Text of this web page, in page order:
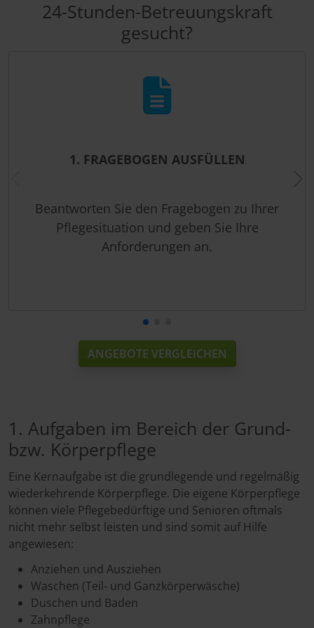
24-Stunden-Betreuungskraft
gesucht?
1. FRAGEBOGEN AUSFÜLLEN
Beantworten Sie den Fragebogen zu Ihrer
Pflegesituation und geben Sie Ihre
Anforderungen an.
ANGEBOTE VERGLEICHEN
1. Aufgaben im Bereich der Grund-
bzw. Körperpflege
Eine Kernaufgabe ist die grundlegende und regelmäßig
wiederkehrende Körperpflege. Die eigene Körperpflege
können viele Pflegebedürftige und Senioren oftmals
nicht mehr selbst leisten und sind somit auf Hilfe
angewiesen:
Anziehen und Ausziehen
Waschen (Teil- und Ganzkörperwäsche)
Duschen und Baden
Zahnpflege